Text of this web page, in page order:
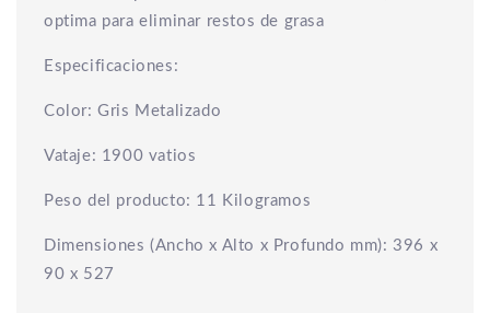
optima para eliminar restos de grasa
Especificaciones:
Color: Gris Metalizado
Vataje: 1900 vatios
Peso del producto: 11 Kilogramos
Dimensiones (Ancho x Alto x Profundo mm): 396 x
90 x 527